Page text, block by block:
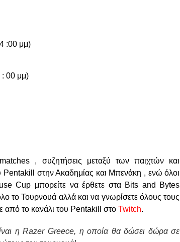
:00 μμ)
: 00 μμ)
, συζητήσεις μεταξύ των παιχτών και
Pentakill στην Ακαδημίας και Μπενάκη , ενώ όλοι
Cup μπορείτε να έρθετε στα Bits and Bytes
το Τουρνουά αλλά και να γνωρίσετε όλους τους
από το κανάλι του Pentakill στο Twitch.
η Razer Greece, η οποία θα δώσει δώρα σε